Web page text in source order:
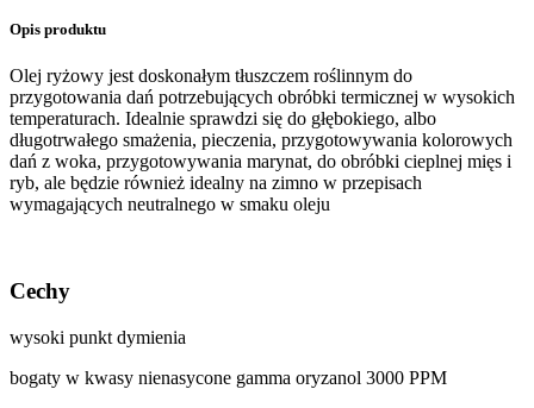
Opis produktu
Olej ryżowy jest doskonałym tłuszczem roślinnym do
przygotowania dań potrzebujących obróbki termicznej w wysokich
temperaturach. Idealnie sprawdzi się do głębokiego, albo
długotrwałego smażenia, pieczenia, przygotowywania kolorowych
dań z woka, przygotowywania marynat, do obróbki cieplnej mięs i
ryb, ale będzie również idealny na zimno w przepisach
wymagających neutralnego w smaku oleju
Cechy
wysoki punkt dymienia
bogaty w kwasy nienasycone gamma oryzanol 3000 PPM